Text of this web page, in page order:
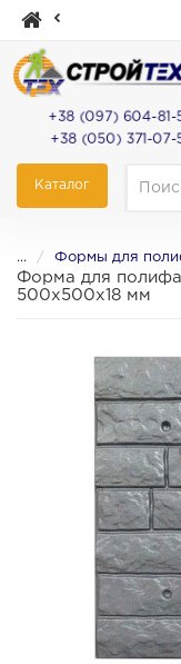
+38 (097) 604-81-
+38 (050) 371-07-
Каталог
... Формы для
Форма для
500х500х18 мм